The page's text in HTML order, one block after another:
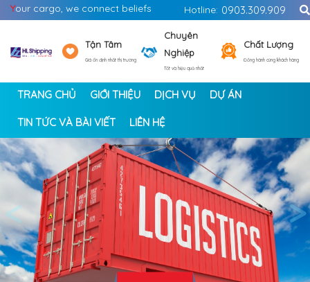
Your cargo, we connect beliefs Hotline: 0903.309.909
Tận Tâm
Giá ổn định nhất thị trường
Chuyên
Nghiệp
Tốt và hiệu quả nhất
Chất Lượng
Đồng hành cùng khách hàng
TRANG CHỦ GIỚI THIỆU DỊCH VỤ DỰ ÁN
TIN TỨC VÀ BÀI VIẾT LIÊN HỆ
< >